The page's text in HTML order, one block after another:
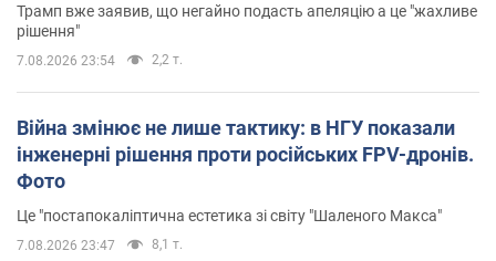
Трамп вже заявив, що негайно подасть апеляцію а це "жахливе
рішення"
7.08.2026 23:54 2,2 т.
Війна змінює не лише тактику: в НГУ показали
інженерні рішення проти російських FPV-дронів.
Фото
Це "постапокаліптична естетика зі світу "Шаленого Макса"
7.08.2026 23:47 8,1 т.